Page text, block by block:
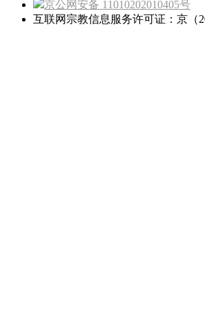
京公网安备 11010202010405号
互联网宗教信息服务许可证：京（